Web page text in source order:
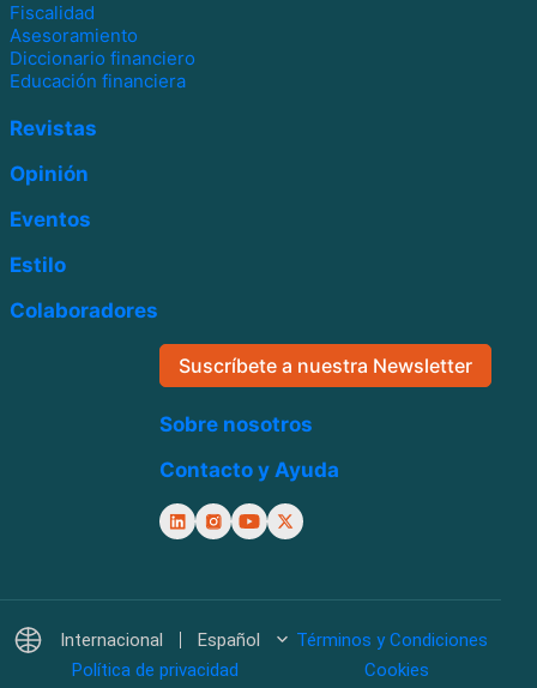
Fiscalidad
Asesoramiento
Diccionario financiero
Educación financiera
Revistas
Opinión
Eventos
Estilo
Colaboradores
Suscríbete a nuestra Newsletter
Sobre nosotros
Contacto y Ayuda
Internacional Español
Términos y Condiciones
Política de privacidad
Cookies